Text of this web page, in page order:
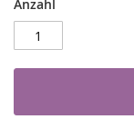
Anzahl